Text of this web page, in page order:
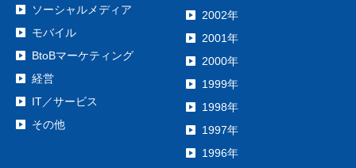
ソーシャルメディア
モバイル
BtoBマーケティング
経営
IT／サービス
その他
2002年
2001年
2000年
1999年
1998年
1997年
1996年